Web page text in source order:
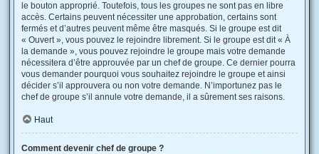
le bouton approprié. Toutefois, tous les groupes ne sont pas en libre
accès. Certains peuvent nécessiter une approbation, certains sont
fermés et d’autres peuvent même être masqués. Si le groupe est dit
« Ouvert », vous pouvez le rejoindre librement. Si le groupe est dit « À
la demande », vous pouvez rejoindre le groupe mais votre demande
nécessitera d’être approuvée par un chef de groupe. Ce dernier pourra
vous demander pourquoi vous souhaitez rejoindre le groupe et ainsi
décider s’il approuvera ou non votre demande. N’importunez pas le
chef de groupe s’il annule votre demande, il a sûrement ses raisons.
Haut
Comment devenir chef de groupe ?